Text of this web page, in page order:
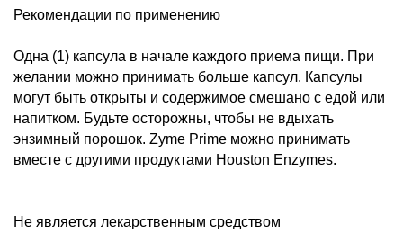
Рекомендации по применению
Одна (1) капсула в начале каждого приема пищи. При
желании можно принимать больше капсул. Капсулы
могут быть открыты и содержимое смешано с едой или
напитком. Будьте осторожны, чтобы не вдыхать
энзимный порошок. Zyme Prime можно принимать
вместе с другими продуктами Houston Enzymes.
Не является лекарственным средством